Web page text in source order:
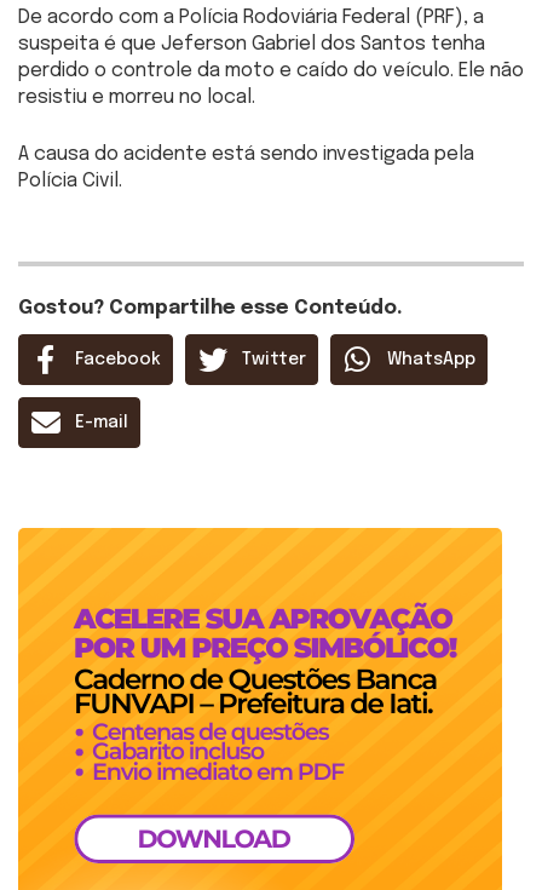
De acordo com a Polícia Rodoviária Federal (PRF), a
suspeita é que Jeferson Gabriel dos Santos tenha
perdido o controle da moto e caído do veículo. Ele não
resistiu e morreu no local.
A causa do acidente está sendo investigada pela
Polícia Civil.
Gostou? Compartilhe esse Conteúdo.
Facebook Twitter WhatsApp
E-mail